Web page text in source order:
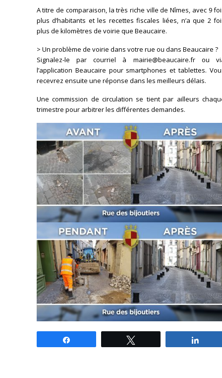
A titre de comparaison, la très riche ville de Nîmes, avec 9
plus d’habitants et les recettes fiscales liées, n’a que 2
plus de kilomètres de voirie que Beaucaire.
> Un problème de voirie dans votre rue ou dans Beaucaire ?
Signalez-le par courriel à mairie@beaucaire.fr ou
l’application Beaucaire pour smartphones et tablettes.
recevrez ensuite une réponse dans les meilleurs délais.
Une commission de circulation se tient par ailleurs
trimestre pour arbitrer les différentes demandes.